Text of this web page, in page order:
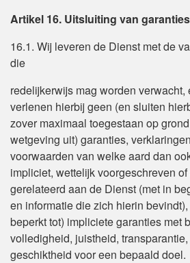
Artikel 16. Uitsluiting van garanties
16.1. Wij leveren de Dienst met de
die
redelijkerwijs mag worden verwacht,
verlenen hierbij geen (en sluiten
zover maximaal toegestaan op
wetgeving uit) garanties,
voorwaarden van welke aard dan
impliciet, wettelijk voorgeschreven
gerelateerd aan de Dienst (met in
en informatie die zich hierin
beperkt tot) impliciete garanties met
volledigheid, juistheid,
geschiktheid voor een bepaald doel.